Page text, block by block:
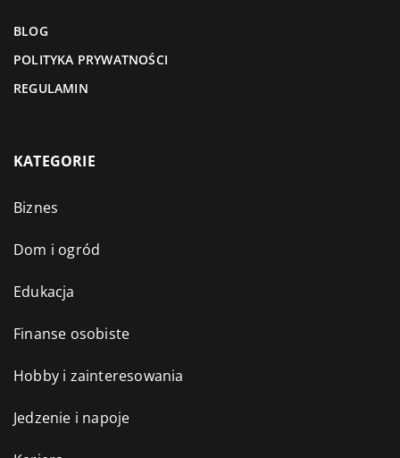
BLOG
POLITYKA PRYWATNOŚCI
REGULAMIN
KATEGORIE
Biznes
Dom i ogród
Edukacja
Finanse osobiste
Hobby i zainteresowania
Jedzenie i napoje